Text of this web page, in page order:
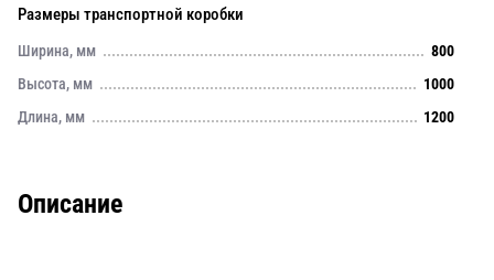
Размеры транспортной коробки
Ширина, мм
800
Высота, мм
1000
Длина, мм
1200
Описание